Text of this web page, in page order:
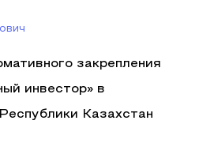
закрепления
инвестор» в
Казахстан